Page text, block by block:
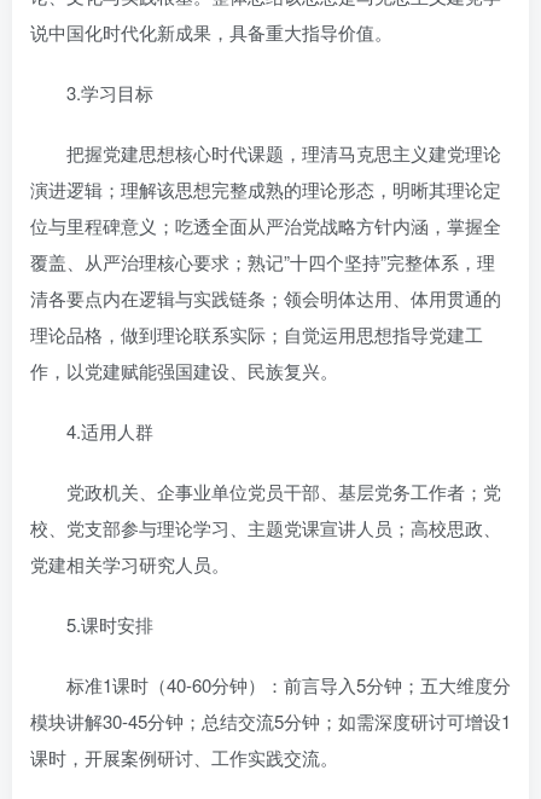
说中国化时代化新成果，具备重大指导价值。
3.学习目标
把握党建思想核心时代课题，理清马克思主义建党理论
演进逻辑；理解该思想完整成熟的理论形态，明晰其理论定
位与里程碑意义；吃透全面从严治党战略方针内涵，掌握全
覆盖、从严治理核心要求；熟记”十四个坚持”完整体系，理
清各要点内在逻辑与实践链条；领会明体达用、体用贯通的
理论品格，做到理论联系实际；自觉运用思想指导党建工
作，以党建赋能强国建设、民族复兴。
4.适用人群
党政机关、企事业单位党员干部、基层党务工作者；党
校、党支部参与理论学习、主题党课宣讲人员；高校思政、
党建相关学习研究人员。
5.课时安排
标准1课时（40-60分钟）：前言导入5分钟；五大维度分
模块讲解30-45分钟；总结交流5分钟；如需深度研讨可增设1
课时，开展案例研讨、工作实践交流。